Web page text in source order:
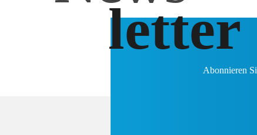
letter
Abonnieren